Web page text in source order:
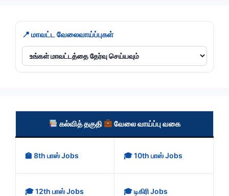
📍 மாவட்ட வேலைவாய்ப்புகள்
கல்வித் தகுதி வேலை வாய்ப்பு வகை
🏫 8th பாஸ் Jobs 🎓 10th பாஸ் Jobs
🎓 12th பாஸ் Jobs 🎓 டிகிரி Jobs